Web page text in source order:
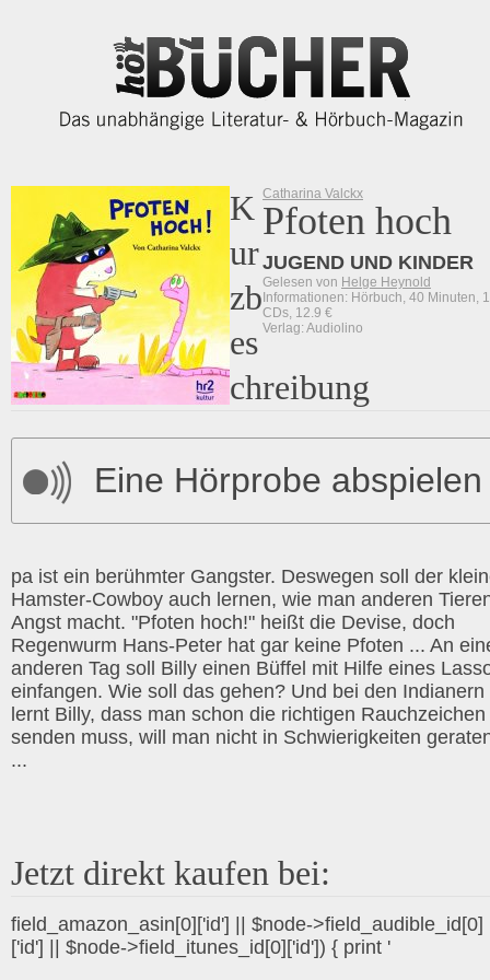
Catharina Valckx
Pfoten hoch
JUGEND UND KINDER
Gelesen von Helge Heynold
Informationen: Hörbuch, 40 Minuten, 1
CDs, 12.9 €
Verlag: Audiolino
Eine Hörprobe abspielen
K
ur
zb
es
chreibung
pa ist ein berühmter Gangster. Deswegen soll der
Hamster-Cowboy auch lernen, wie man anderen
Angst macht. "Pfoten hoch!" heißt die Devise, doch
Regenwurm Hans-Peter hat gar keine Pfoten ... An
anderen Tag soll Billy einen Büffel mit Hilfe eines
einfangen. Wie soll das gehen? Und bei den Indianern
lernt Billy, dass man schon die richtigen Rauchzeichen
senden muss, will man nicht in Schwierigkeiten
...
Jetzt direkt kaufen bei:
field_amazon_asin[0]['id'] || $node->field_audible_id[0]
['id'] || $node->field_itunes_id[0]['id']) { print '